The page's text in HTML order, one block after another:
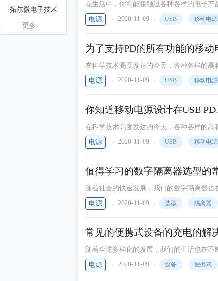
在生活中，你可能接触过各种各样的电子
动电源控制器，那么接下来让小编带领大家
电源 2020-11-09 USB 移动电源
为了支持PD的所有功能的移动
在科学技术高度发达的今天，各种各样的
些高科技可能会含有的移动电源吗?
电源 2020-11-09 USB 移动电源
你知道移动电源设计在USB
在科学技术高度发达的今天，各种各样的
些高科技可能会含有的快速充电吗?
电源 2020-11-09 USB 移动电源
值得学习的数字隔离器选型的
随着社会的快速发展，我们的数字隔离器
编带领大家来详细地了解有关的知识。
电源 2020-11-09 选型 隔离器
常见的便携式设备的充电的解
随着全球多样化的发展，我们的生活也在
道这些产品的一些组成，比如便携式设备。
电源 2020-11-09 设备 便携式
拓尔微电子技术
瑞森REASUNOS
更多